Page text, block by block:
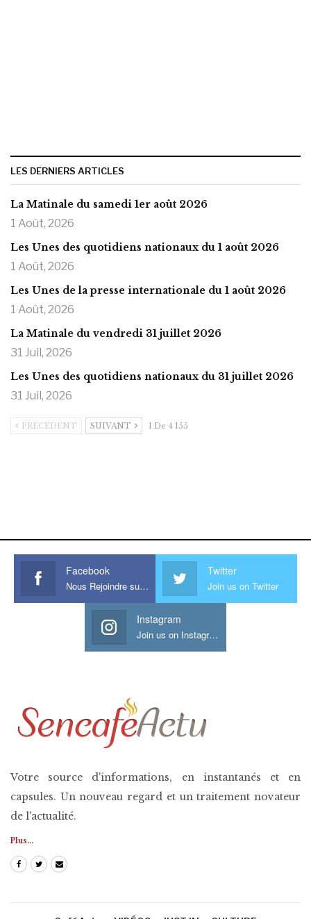
LES DERNIERS ARTICLES
La Matinale du samedi 1er août 2026
1 Août, 2026
Les Unes des quotidiens nationaux du 1 août 2026
1 Août, 2026
Les Unes de la presse internationale du 1 août 2026
1 Août, 2026
La Matinale du vendredi 31 juillet 2026
31 Juil, 2026
Les Unes des quotidiens nationaux du 31 juillet 2026
31 Juil, 2026
PRÉCÉDENT SUIVANT 1 De 4 155
Facebook
Nous Rejoindre sur Facebook
Twitter
Join us on Twitter
Instagram
Join us on Instagram
Votre source d'informations, en instantanés et en
capsules. Un nouveau regard et un traitement novateur
de l'actualité.
Plus...